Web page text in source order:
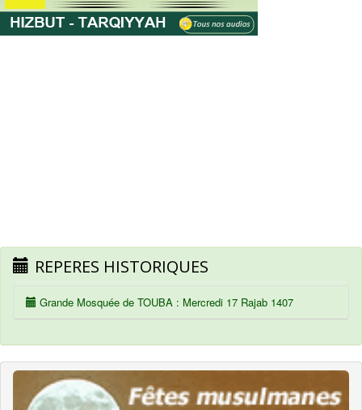
REPERES HISTORIQUES
Grande Mosquée de TOUBA : Mercredi 17 Rajab 1407